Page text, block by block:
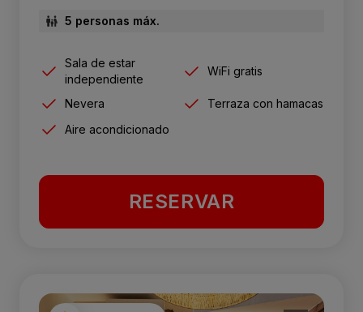
5 personas máx.
Sala de estar
independiente
WiFi gratis
Nevera
Terraza con hamacas
Aire acondicionado
RESERVAR